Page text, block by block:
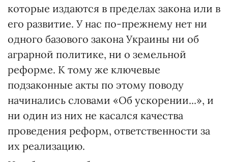
которые издаются в пределах закона или в
его развитие. У нас по-прежнему нет ни
одного базового закона Украины ни об
аграрной политике, ни о земельной
реформе. К тому же ключевые
подзаконные акты по этому поводу
начинались словами «Об ускорении...», и
ни один из них не касался качества
проведения реформ, ответственности за
их реализацию.